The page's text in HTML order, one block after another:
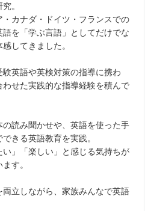
。
カナダ・ドイツ・フランスでの
を「学ぶ言語」としてだけでな
してきました。
英語や英検対策の指導に携わ
わせた実践的な指導経験を積んで
読み聞かせや、英語を使った手
きる英語教育を実践。
」「楽しい」と感じる気持ちが
す。
立しながら、家族みんなで英語